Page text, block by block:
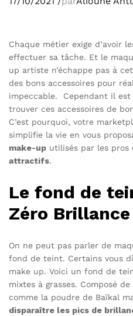
Chaque métier exige d’avoir
effectuer sa tâche. Et le
up artiste n’échappe pas à
des bons accessoires pour
impeccable. Cependant il
trouver ces accessoires de
C’est pourquoi, votre
simplifie la vie en vous
make-up utilisés par les pros
attractifs.
Le fond de
Zéro
On ne peut pas parler de
fond de teint. Certains vous
make up. Voici un fond de
mixtes à grasses. Composé
comme la poudre de Baïkal
disparaître les pics de